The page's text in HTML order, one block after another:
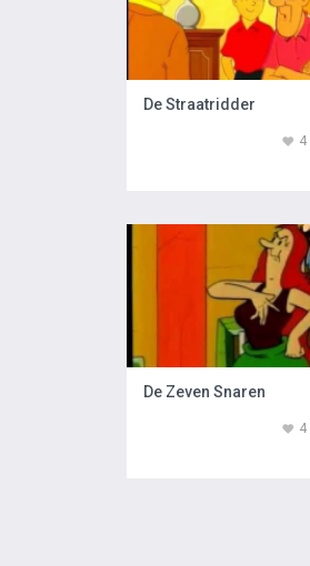
De Straatridder
4
De Zeven Snaren
4